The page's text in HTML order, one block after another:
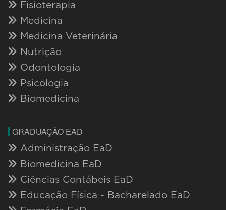
Fisioterapia
Medicina
Medicina Veterinária
Nutrição
Odontologia
Psicologia
Biomedicina
GRADUAÇÃO EAD
Administração EaD
Biomedicina EaD
Ciências Contábeis EaD
Educação Física - Bacharelado EaD